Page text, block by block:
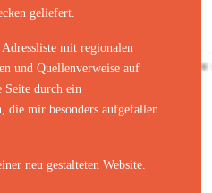
geliefert.
mit regionalen
und Quellenverweise auf
durch ein
die mir besonders aufgefallen
neu gestalteten Website.